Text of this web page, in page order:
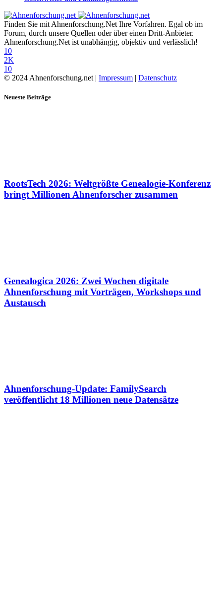
Finden Sie mit Ahnenforschung.Net Ihre Vorfahren. Egal ob im
Forum, durch unsere Quellen oder über einen Dritt-Anbieter.
Ahnenforschung.Net ist unabhängig, objektiv und verlässlich!
10
2K
10
© 2024 Ahnenforschung.net | Impressum | Datenschutz
Neueste Beiträge
RootsTech 2026: Weltgrößte Genealogie-Konferenz
bringt Millionen Ahnenforscher zusammen
Genealogica 2026: Zwei Wochen digitale
Ahnenforschung mit Vorträgen, Workshops und
Austausch
Ahnenforschung-Update: FamilySearch
veröffentlicht 18 Millionen neue Datensätze